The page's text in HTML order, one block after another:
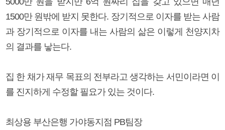
1500만 원밖에 받지 못한다. 장기적으로 이자를 받는 사람
과 장기적으로 이자를 내는 사람의 삶은 이렇게 천양지차
의 결과를 낳는다.
집 한 채가 재무 목표의 전부라고 생각하는 서민이라면 이
를 진지하게 수정할 필요가 있는 것이다.
최상용 부산은행 가야동지점 PB팀장